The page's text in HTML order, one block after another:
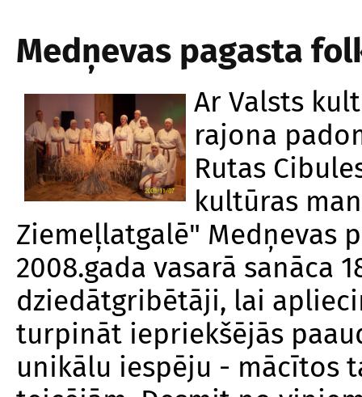
Medņevas pagasta
Ar Valsts
rajona
Rutas
kultūras
Ziemeļlatgalē" Medņevas
2008.gada vasarā sanāca
dziedātgribētāji, lai
turpināt iepriekšējās
unikālu iespēju - mācītos